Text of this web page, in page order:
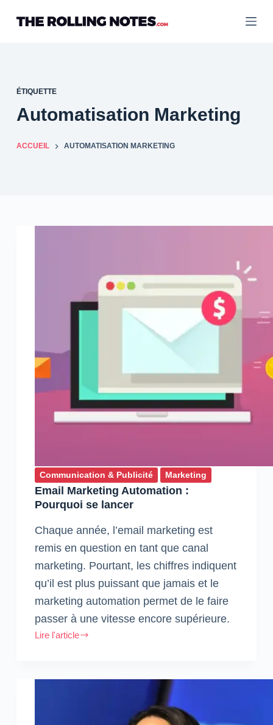
ÉTIQUETTE
Automatisation Marketing
ACCUEIL AUTOMATISATION MARKETING
Communication & Publicité Marketing
Email Marketing Automation :
Pourquoi se lancer
Chaque année, l’email marketing est
remis en question en tant que canal
marketing. Pourtant, les chiffres indiquent
qu’il est plus puissant que jamais et le
marketing automation permet de le faire
passer à une vitesse encore supérieure.
Lire l'article
Email